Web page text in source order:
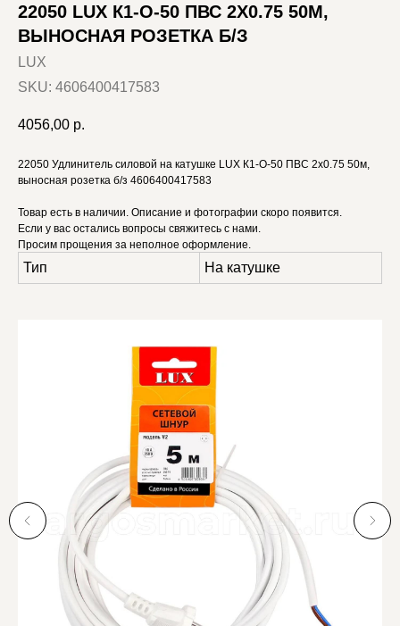
22050 LUX К1-О-50 ПВС 2X0.75 50М,
ВЫНОСНАЯ РОЗЕТКА Б/З
LUX
SKU: 4606400417583
4056,00 р.
22050 Удлинитель силовой на катушке LUX К1-О-50 ПВС 2x0.75 50м,
выносная розетка б/з 4606400417583
Товар есть в наличии. Описание и фотографии скоро появится.
Если у вас остались вопросы свяжитесь с нами.
Просим прощения за неполное оформление.
Тип На катушке